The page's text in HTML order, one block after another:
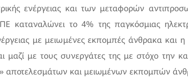
ενέργειας και των μεταφορών
το 4% της παγκόσμιας
με μειωμένες εκπομπές άνθρακα και η
μαζί με τους συνεργάτες της με στόχο την
αποτελεσμάτων και μειωμένων εκπομπών